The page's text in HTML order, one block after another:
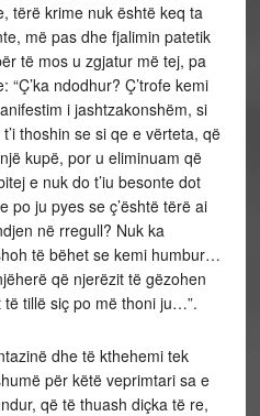
tërë krime nuk është keq ta
më pas dhe fjalimin patetik
të mos u zgjatur më tej, pa
ndodhur? Ç’trofe kemi
i jashtzakonshëm, si
thoshin se si qe e vërteta, që
kupë, por u eliminuam që
e nuk do t’iu besonte dot
po ju pyes se ç’është tërë ai
në rregull? Nuk ka
të bëhet se kemi humbur…
që njerëzit të gëzohen
tillë siç po më thoni ju…”.
dhe të kthehemi tek
për këtë veprimtari sa e
që të thuash diçka të re,